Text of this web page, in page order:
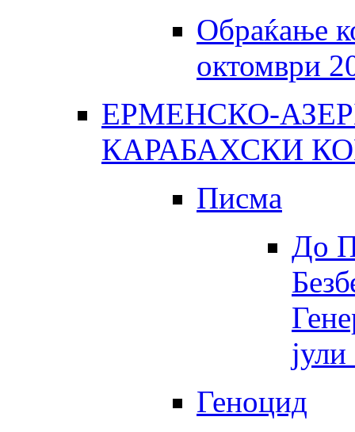
Обраќање
октомври
ЕРМЕНСКО-
КАРАБАХСКИ
Писма
До
Геноцид